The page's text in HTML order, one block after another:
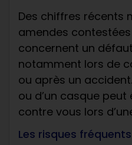
Des chiffres récents
amendes
concernent un
notamment lors de
ou après un
ou d’un casque
contre vous lors
Les risques fréquents